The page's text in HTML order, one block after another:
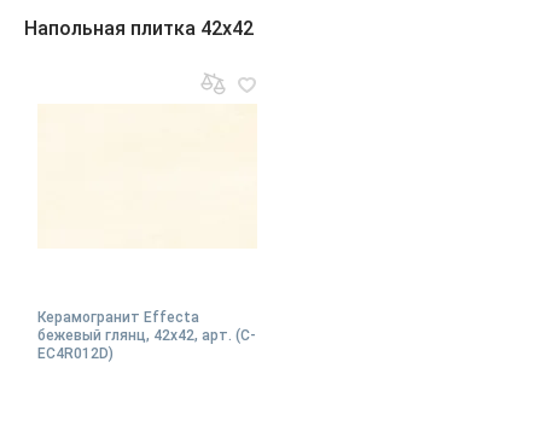
Напольная плитка 42x42
Керамогранит Effecta
бежевый глянц, 42x42, арт. (C-
EC4R012D)